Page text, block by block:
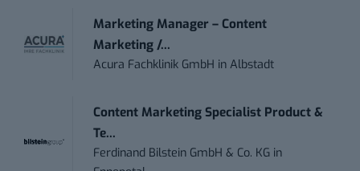
Marketing Manager – Content
Marketing /...
Acura Fachklinik GmbH inAlbstadt
Content Marketing Specialist Product &
Te...
Ferdinand Bilstein GmbH & Co. KG in